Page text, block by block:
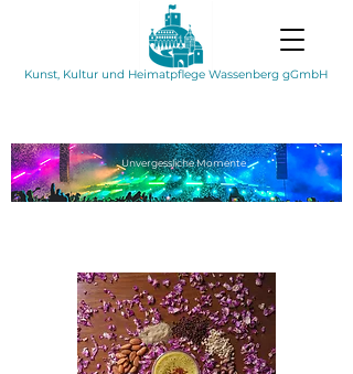
Kunst, Kultur und Heimatpflege Wassenberg gGmbH
UnvergesslicheMomente